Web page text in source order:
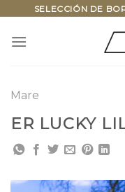
content
SELECCIÓN DE
Mare
ER LUCKY